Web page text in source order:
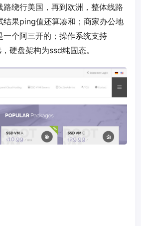
路绕行美国，再到欧洲，整体线路
结果ping值还算凑和；商家办公地
一个阿三开的；操作系统支持
硬盘架构为ssd纯固态。